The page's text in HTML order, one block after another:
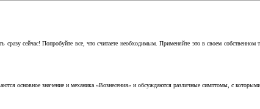
сейчас! Попробуйте все, что считаете необходимым. Применяйте это в своем
основное значение и механика «Вознесения» и обсуждаются различные симптомы, с